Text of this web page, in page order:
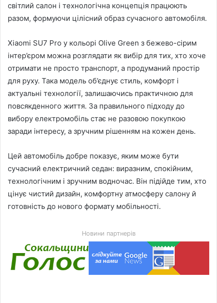
світлий салон і технологічна концепція працюють
разом, формуючи цілісний образ сучасного автомобіля.
Xiaomi SU7 Pro у кольорі Olive Green з бежево-сірим
інтер’єром можна розглядати як вибір для тих, хто хоче
отримати не просто транспорт, а продуманий простір
для руху. Така модель об’єднує стиль, комфорт і
актуальні технології, залишаючись практичною для
повсякденного життя. За правильного підходу до
вибору електромобіль стає не разовою покупкою
заради інтересу, а зручним рішенням на кожен день.
Цей автомобіль добре показує, яким може бути
сучасний електричний седан: виразним, спокійним,
технологічним і зручним водночас. Він підійде тим, хто
цінує чистий дизайн, комфортну атмосферу салону й
готовність до нового формату мобільності.
Новини партнерів